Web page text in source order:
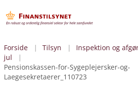
Forside Tilsyn Inspektion og
jul
Pensionskassen-for-Sygeplejersker-og-
Laegesekretaerer_110723